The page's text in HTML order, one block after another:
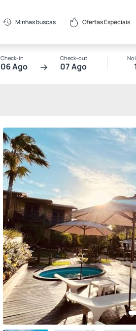
Minhas buscas Ofertas Especiais
Check-in
06 Ago
Check-out
07 Ago 1